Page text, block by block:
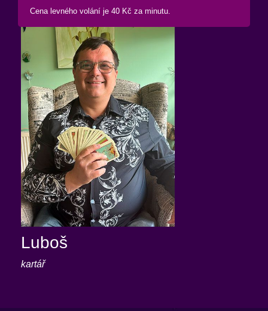
Cena levného volání je 40 Kč za minutu.
Luboš
kartář